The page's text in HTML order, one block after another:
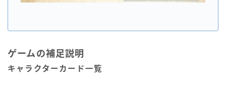
ゲームの補足説明
キャラクターカード一覧